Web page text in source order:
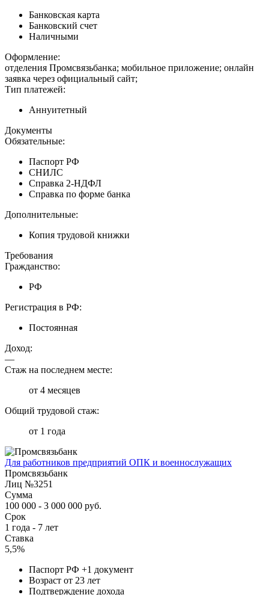
Банковская карта
Банковский счет
Наличными
Оформление:
отделения Промсвязьбанка; мобильное приложение; онлайн
заявка через официальный сайт;
Тип платежей:
Аннуитетный
Документы
Обязательные:
Паспорт РФ
СНИЛС
Справка 2-НДФЛ
Справка по форме банка
Дополнительные:
Копия трудовой книжки
Требования
Гражданство:
РФ
Регистрация в РФ:
Постоянная
Доход:
—
Стаж на последнем месте:
от 4 месяцев
Общий трудовой стаж:
от 1 года
Для работников предприятий ОПК и военнослужащих
Промсвязьбанк
Лиц №3251
Сумма
100 000 - 3 000 000 руб.
Срок
1 года - 7 лет
Ставка
5,5%
Паспорт РФ +1 документ
Возраст от 23 лет
Подтверждение дохода